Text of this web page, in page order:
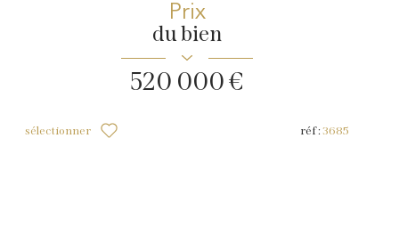
Prix
du bien
520 000 €
sélectionner réf : 3685